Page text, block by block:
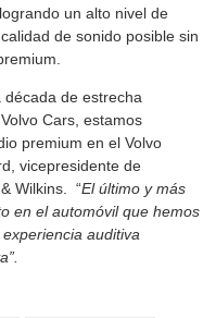
un alto nivel de
de sonido posible sin
década de estrecha
Cars, estamos
premium en el Volvo
vicepresidente de
Wilkins. “El último y más
en el automóvil que hemos
auditiva